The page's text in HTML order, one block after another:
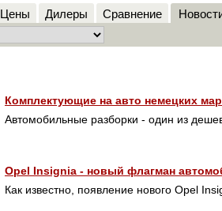
Цены Дилеры Сравнение
Комплектующие на авто немецких
Автомобильные разборки - один из
Opel Insignia - новый флагман
Как известно, появление нового Opel